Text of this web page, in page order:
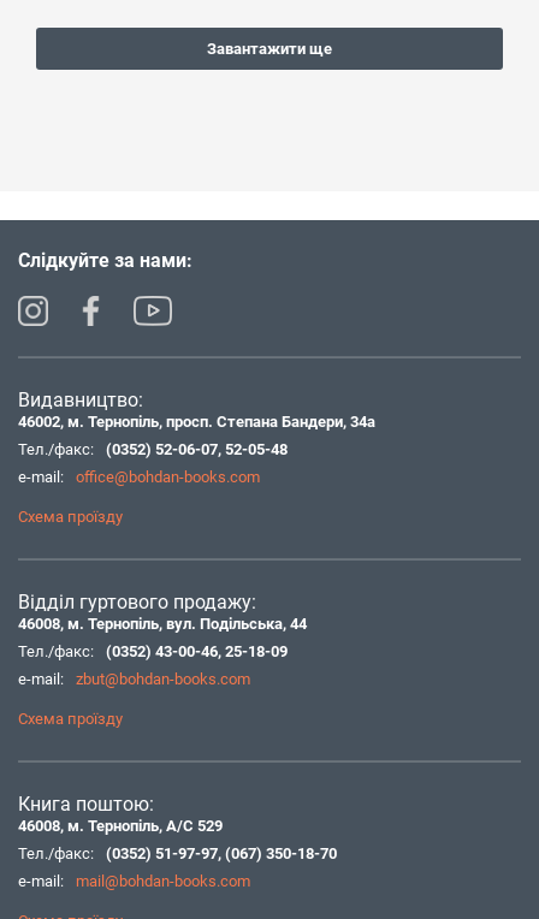
Завантажити ще
Слідкуйте за нами:
Видавництво:
46002, м. Тернопіль, просп. Степана Бандери, 34а
Тел./факс:
(0352) 52-06-07, 52-05-48
e-mail:
office@bohdan-books.com
Схема проїзду
Відділ гуртового продажу:
46008, м. Тернопіль, вул. Подільська, 44
Тел./факс:
(0352) 43-00-46, 25-18-09
e-mail:
zbut@bohdan-books.com
Схема проїзду
Книга поштою:
46008, м. Тернопіль, А/С 529
Тел./факс:
(0352) 51-97-97, (067) 350-18-70
e-mail:
mail@bohdan-books.com